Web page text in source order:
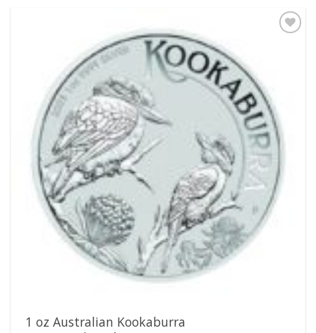
1 oz Australian Kookaburra